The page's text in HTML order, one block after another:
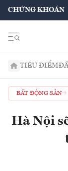
CHỨNG KHOÁN
TIÊU ĐIỂM
BẤT ĐỘNG SẢN
Hà Nội